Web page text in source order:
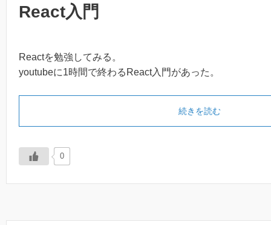
React入門
Reactを勉強してみる。
youtubeに1時間で終わるReact入門があった。
続きを読む
0